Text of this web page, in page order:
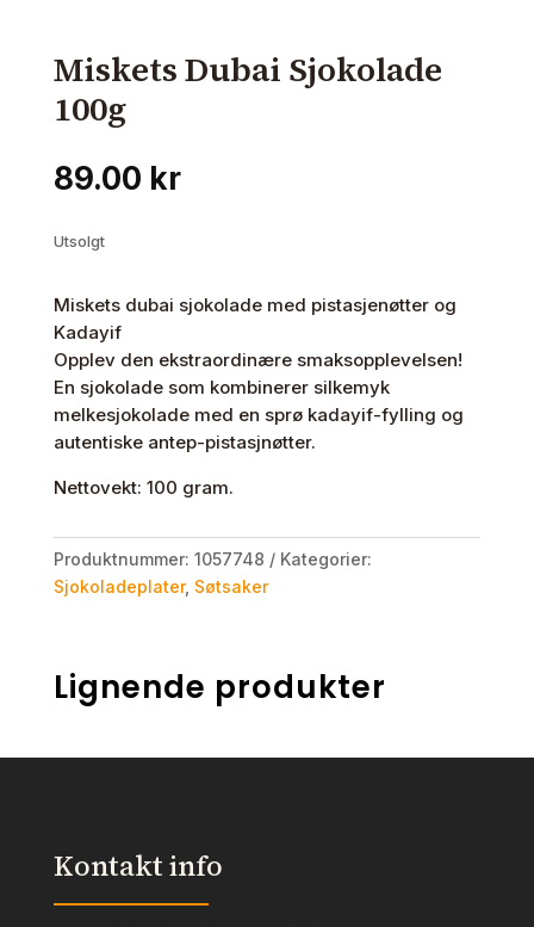
Miskets Dubai Sjokolade
100g
89.00 kr
Utsolgt
Miskets dubai sjokolade med pistasjenøtter og
Kadayif
Opplev den ekstraordinære smaksopplevelsen!
En sjokolade som kombinerer silkemyk
melkesjokolade med en sprø kadayif-fylling og
autentiske antep-pistasjnøtter.
Nettovekt: 100 gram.
Produktnummer: 1057748
Kategorier:
Sjokoladeplater, Søtsaker
Lignende produkter
Kontakt info